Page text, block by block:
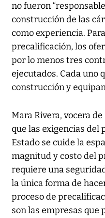
no fueron
construcción de las
como experiencia.
precalificación, los
por lo menos tres
ejecutados. Cada uno
construcción y
Mara Rivera, vocera
que las exigencias del
Estado se cuide la
magnitud y costo del
requiere una
la única forma de
proceso de
son las empresas que